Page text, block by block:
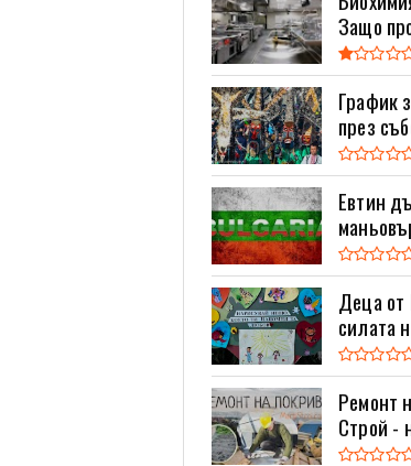
Защо
График
през
Евтин
Деца от
силата
Ремонт
Строй -